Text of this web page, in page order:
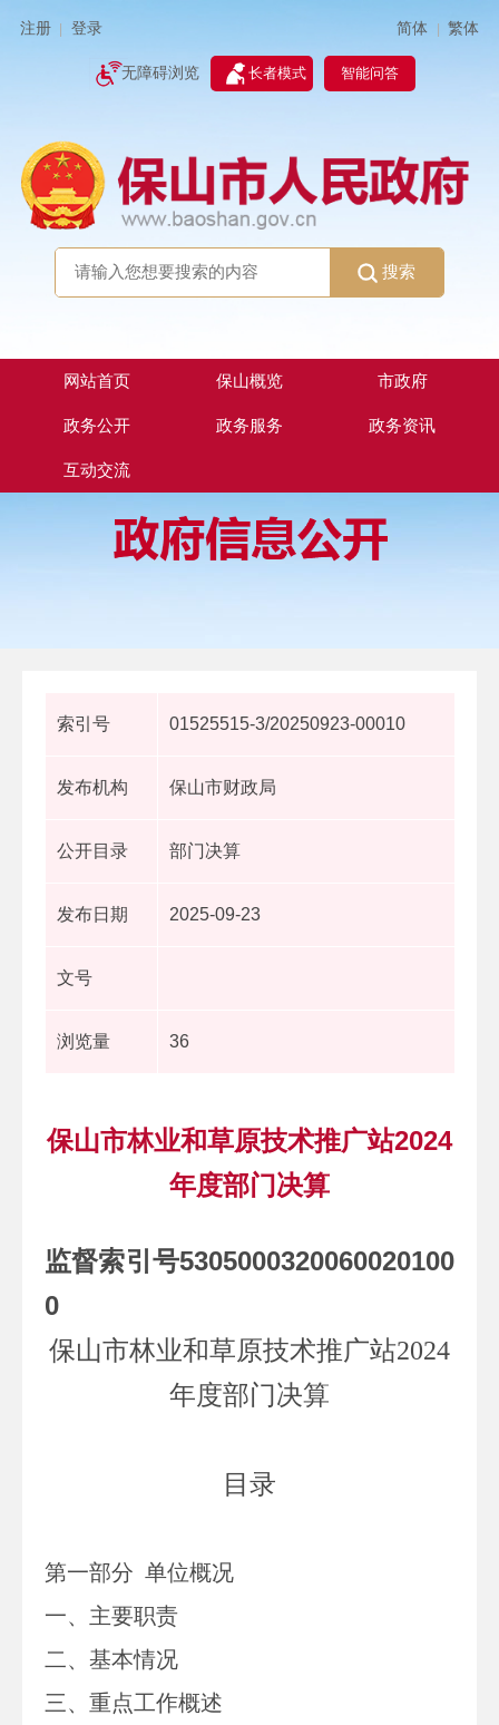
注册 登录 简体 | 繁体
无障碍浏览 长者模式 智能问答
搜索
网站首页 保山概览 市政府
政务公开 政务服务 政务资讯
互动交流
索引号 01525515-3/20250923-00010
发布机构 保山市财政局
公开目录 部门决算
发布日期 2025-09-23
文号
浏览量 36
保山市林业和草原技术推广站2024
年度部门决算
监督索引号5305000320060020100
0
保山市林业和草原技术推广站2024
年度部门决算
目录
第一部分 单位概况
一、主要职责
二、 基本情况
三、重点工作概述